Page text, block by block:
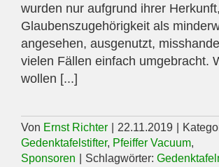
wurden nur aufgrund ihrer
Glaubenszugehörigkeit als
angesehen, ausgenutzt,
vielen Fällen einfach umgebracht.
wollen [...]
Von Ernst Richter 22.11.2019
Gedenktafelstifter, Pfeiffer Vacuum,
Sponsoren
Schlagwörter: